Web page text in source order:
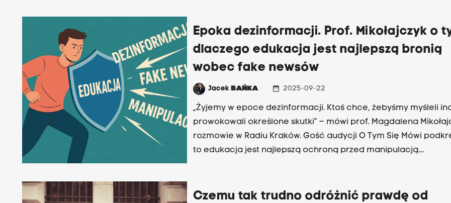
Epoka dezinformacji. Prof. Mikołajczyk o
dlaczego edukacja jest najlepszą bronią
wobec fake newsów
JacekBAŃKA date_range 2025-09-22
„Żyjemy w epoce dezinformacji. Ktoś chce, żebyśmy myśleli
prowokowali określone skutki” – mówi prof. Magdalena
rozmowie w Radiu Kraków. Gość audycji O Tym Się Mówi
to edukacja jest najlepszą ochroną przed manipulacją.
Czemu tak trudno odróżnić prawdę od